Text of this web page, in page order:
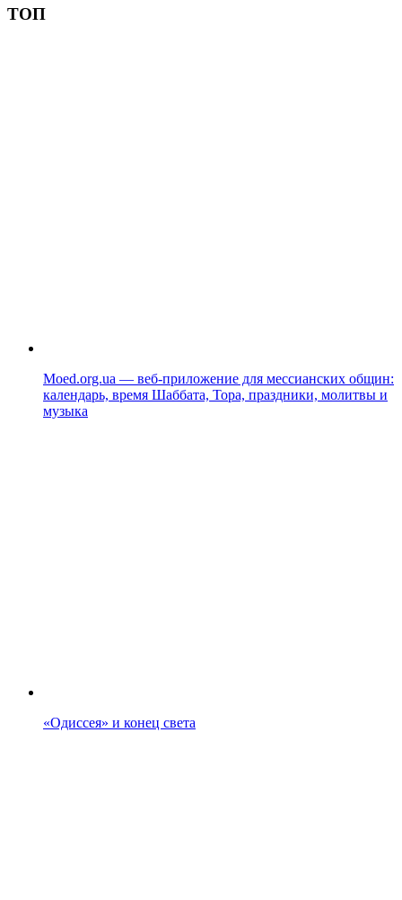
ТОП
Moed.org.ua — веб-приложение для мессианских общин:
календарь, время Шаббата, Тора, праздники, молитвы и
музыка
«Одиссея» и конец света